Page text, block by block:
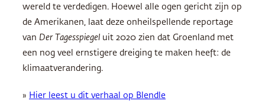
wereld te verdedigen. Hoewel alle ogen gericht zijn op
de Amerikanen, laat deze onheilspellende reportage
van Der Tagesspiegel uit 2020 zien dat Groenland met
een nog veel ernstigere dreiging te maken heeft: de
klimaatverandering.
» Hier leest u dit verhaal op Blendle